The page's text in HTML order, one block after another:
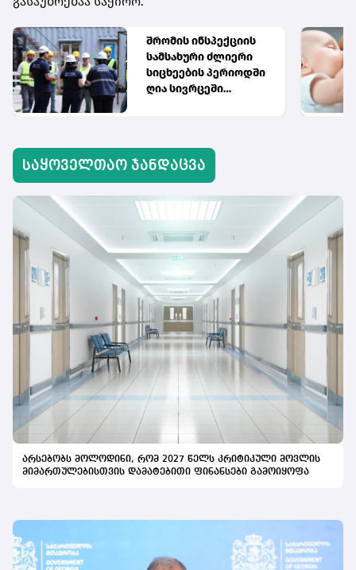
შრომის ინსპექციის
სამსახური ძლიერი
სიცხეების პერიოდში
ღია სივრცეში
საყოველთაო ჯანდაცვა
არსებობს მოლოდინი, რომ 2027 წელს კრიტიკული მოვლის
მიმართულებისთვის დამატებითი ფინანსები გამოიყოფა